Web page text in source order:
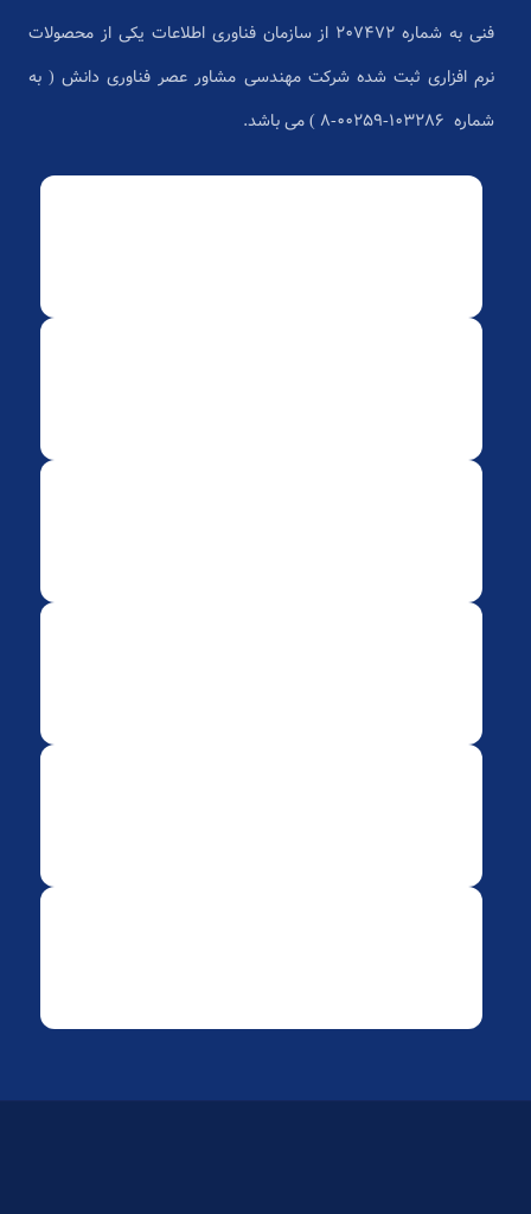
فنی به شماره 207472 از سازمان فناوری اطلاعات یکی از محصولات
نرم افزاری ثبت شده شرکت مهندسی مشاور عصر فناوری دانش ( به
شماره ۱۰۳۲۸۶-۰۰۲۵۹-۸ ) می باشد.